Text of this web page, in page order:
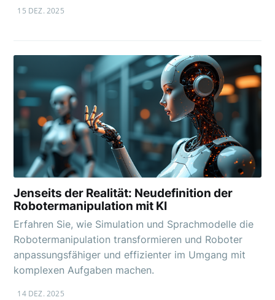
15 DEZ. 2025
Jenseits der Realität: Neudefinition der
Robotermanipulation mit KI
Erfahren Sie, wie Simulation und Sprachmodelle die
Robotermanipulation transformieren und Roboter
anpassungsfähiger und effizienter im Umgang mit
komplexen Aufgaben machen.
14 DEZ. 2025